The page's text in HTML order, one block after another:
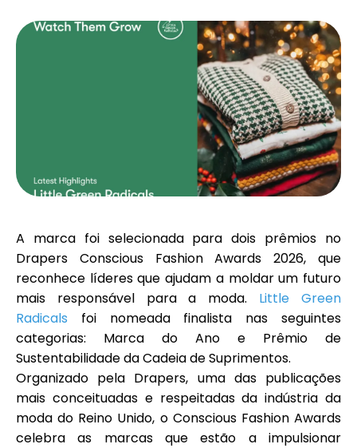
Seleção de Marca
Calculadoras
Histórico de Rondas
Blog
Contacte-nos
Ajuda
A marca foi selecionada para dois prêmios no
Drapers Conscious Fashion Awards 2026, que
reconhece líderes que ajudam a moldar um futuro
mais responsável para a moda. Little Green
Radicals foi nomeada finalista nas seguintes
categorias: Marca do Ano e Prêmio de
Sustentabilidade da Cadeia de Suprimentos.
Organizado pela Drapers, uma das publicações
mais conceituadas e respeitadas da indústria da
moda do Reino Unido, o Conscious Fashion Awards
celebra as marcas que estão a impulsionar